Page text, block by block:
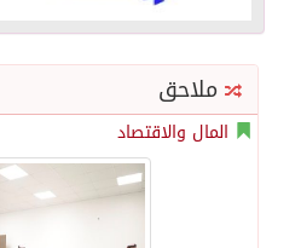
ملاحق
المال والاقتصاد